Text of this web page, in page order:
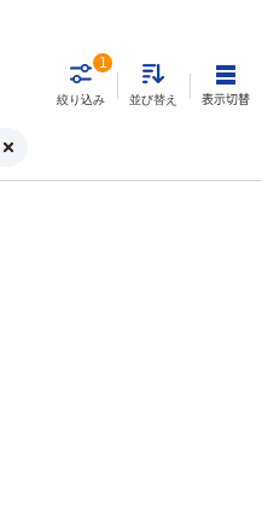
絞り込み
1
並び替え 表示切替